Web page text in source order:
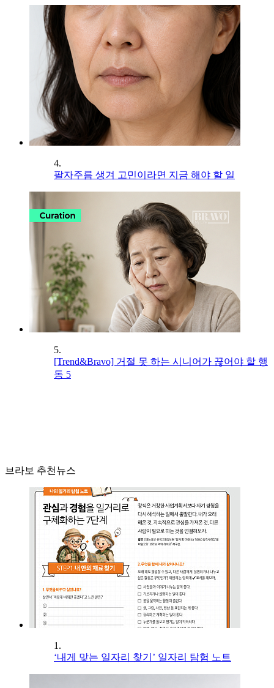
4.
팔자주름 생겨 고민이라면 지금 해야 할 일
5.
[Trend&Bravo] 거절 못 하는 시니어가 끊어야 할 행
동 5
브라보 추천뉴스
1.
‘내게 맞는 일자리 찾기’ 일자리 탐험 노트